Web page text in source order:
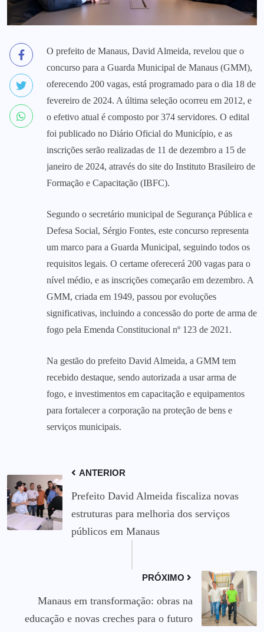
O prefeito de Manaus, David Almeida, revelou que o
concurso para a Guarda Municipal de Manaus (GMM),
oferecendo 200 vagas, está programado para o dia 18 de
fevereiro de 2024. A última seleção ocorreu em 2012, e
o efetivo atual é composto por 374 servidores. O edital
foi publicado no Diário Oficial do Município, e as
inscrições serão realizadas de 11 de dezembro a 15 de
janeiro de 2024, através do site do Instituto Brasileiro de
Formação e Capacitação (IBFC).
Segundo o secretário municipal de Segurança Pública e
Defesa Social, Sérgio Fontes, este concurso representa
um marco para a Guarda Municipal, seguindo todos os
requisitos legais. O certame oferecerá 200 vagas para o
nível médio, e as inscrições começarão em dezembro. A
GMM, criada em 1949, passou por evoluções
significativas, incluindo a concessão do porte de arma de
fogo pela Emenda Constitucional nº 123 de 2021.
Na gestão do prefeito David Almeida, a GMM tem
recebido destaque, sendo autorizada a usar arma de
fogo, e investimentos em capacitação e equipamentos
para fortalecer a corporação na proteção de bens e
serviços municipais.
ANTERIOR
Prefeito David Almeida fiscaliza novas
estruturas para melhoria dos serviços
públicos em Manaus
PRÓXIMO
Manaus em transformação: obras na
educação e novas creches para o futuro